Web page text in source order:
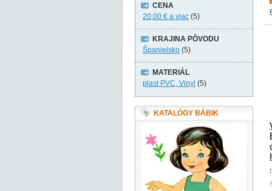
CENA
20,00 € a viac (5)
KRAJINA PÔVODU
Španielsko (5)
MATERIÁL
plast PVC, Vinyl (5)
KATALÓGY BÁBIK